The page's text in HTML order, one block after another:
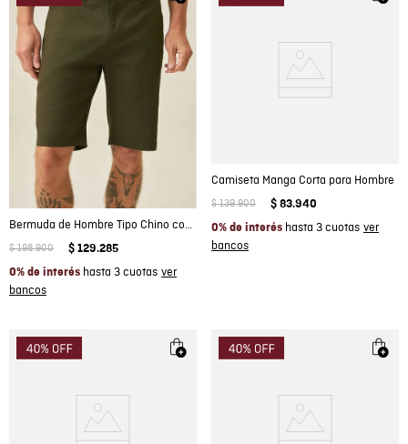
Bermuda de Hombre Tipo Chino con Bolsillos de Ribete en Mezcla de Algodón
$ 198.900 $ 129.285
0% de interés hasta 3 cuotas
Camiseta Manga Corta para Hombre
$ 139.900 $ 83.940
0% de interés hasta 3 cuotas